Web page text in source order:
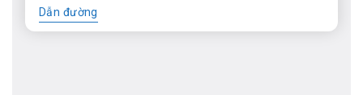
Dẫn đường